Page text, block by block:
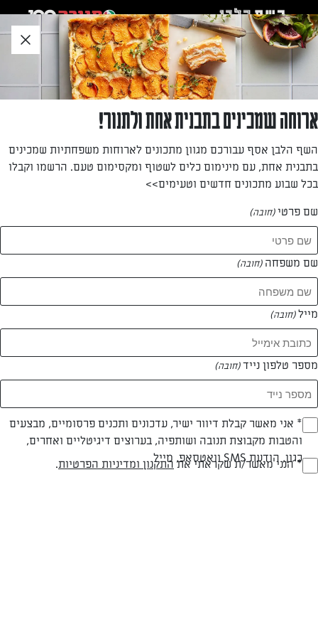
לאזור
תוכן
תחתון
יפית ארז
—
המתכונים של יפית ארז
0 מתכונים
המאמרים של יפית ארז
0 מאמרים
ארוחה שמכינים בתבנית אחת ולתנור!
השף הלבן אסף עבורכם מגוון מתכונים לארוחות משפחתיות שמכינים
בתבנית אחת, עם מינימום כלים לשטוף ומקסימום טעם. הרשמו וקבלו
בכל שבוע מתכונים חדשים וטעימים>>
שם פרטי(חובה)
שם משפחה (חובה)
מייל(חובה)
מספר טלפון נייד(חובה)
(חובה)* אני מאשר קבלת דיוור ישיר, עדכונים ותכנים פרסומיים, מבצעים
והטבות מקבוצת תנובה ושותפיה, בערוצים דיגיטליים ואחרים,
כגון, הודעת SMS וואטסאפ, מייל(חובה)* הנני מאשר/ת שקראתי את התקנון ומדיניות הפרטיות.